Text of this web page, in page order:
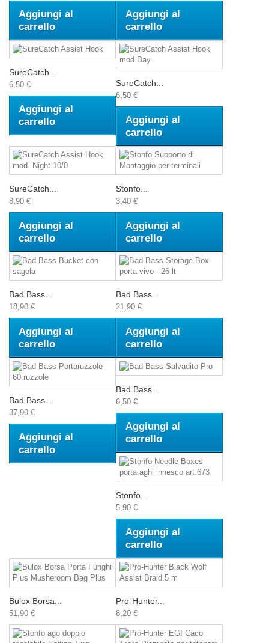
Aggiungi al
carrello
Aggiungi al
carrello
SureCatch...
6,50 €
Aggiungi al
carrello
SureCatch...
6,50 €
Aggiungi al
carrello
SureCatch...
8,90 €
Aggiungi al
carrello
Stonfo...
3,40 €
Aggiungi al
carrello
Bad Bass...
18,90 €
Aggiungi al
carrello
Bad Bass...
21,90 €
Aggiungi al
carrello
Bad Bass...
37,90 €
Aggiungi al
carrello
Bad Bass...
6,50 €
Aggiungi al
carrello
Stonfo...
5,90 €
Aggiungi al
carrello
Bulox Borsa...
51,90 €
Pro-Hunter...
8,20 €